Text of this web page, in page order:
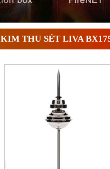
KIM THU SÉT LIVA